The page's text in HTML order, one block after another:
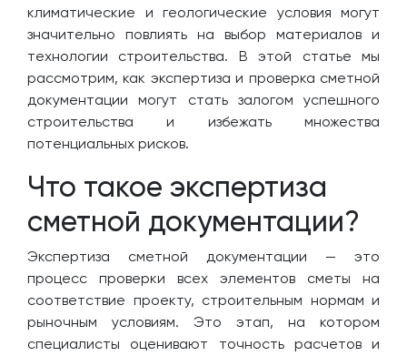
климатические и геологические условия могут
значительно повлиять на выбор материалов и
технологии строительства. В этой статье мы
рассмотрим, как экспертиза и проверка сметной
документации могут стать залогом успешного
строительства и избежать множества
потенциальных рисков.
Что такое экспертиза
сметной документации?
Экспертиза сметной документации — это
процесс проверки всех элементов сметы на
соответствие проекту, строительным нормам и
рыночным условиям. Это этап, на котором
специалисты оценивают точность расчетов и